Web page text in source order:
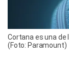
Cortana es una de
(Foto: Paramount)